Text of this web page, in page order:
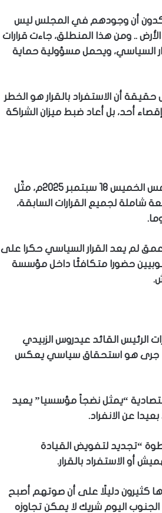
2022م ، ظل الجنوبيون يؤكدون أن وجودهم في المجلس ليس
.. ومن هذا المنطلق، جاءت قرارات
السياسي، ويحمل مسؤولية حماية
أن الاستفراد بالقرار هو الخطر
أحد، بل أعاد ضبط ميزان الشراكة
حيث الاجتماع الأخير لمجلس القيادة الرئاسي في الرياض، يوم امس الخميس 18 سبتمبر 2025م، مثّل
شاملة لجميع القرارات السابقة،
لم يعد القرار السياسي حكرا على
حضورا متكافئًا داخل مؤسسة
الرئيس القائد عيدروس الزبيدي
ما جرى هو استحقاق سياسي يعكس
“يمثل نضجاً مؤسسيا” يعيد
عن الانفراد.
“تجديد لتفويض القيادة
أو الاستفراد بالقرار.
كثيرون دليلًا على أن صوتهم أصبح
اليوم شريك لا يمكن تجاوزه